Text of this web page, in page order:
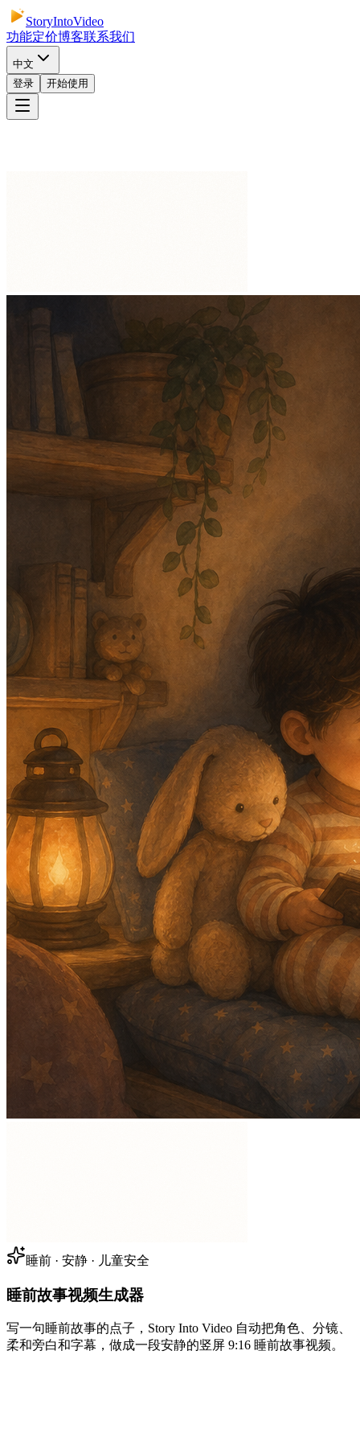
StoryIntoVideo
功能定价博客联系我们
中文
登录
开始使用
睡前 · 安静 · 儿童安全
睡前故事视频生成器
写一句睡前故事的点子，Story Into Video 自动把角色、分镜、
柔和旁白和字幕，做成一段安静的竖屏 9:16 睡前故事视频。